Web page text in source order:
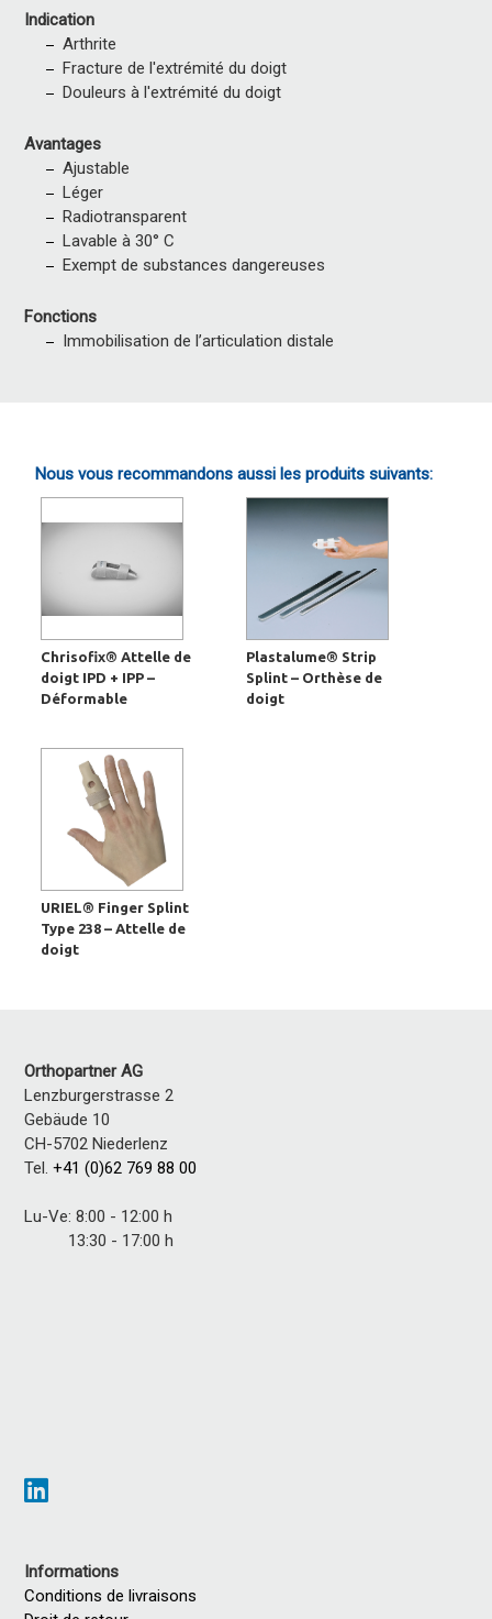
Indication
Arthrite
Fracture de l'extrémité du doigt
Douleurs à l'extrémité du doigt
Avantages
Ajustable
Léger
Radiotransparent
Lavable à 30° C
Exempt de substances dangereuses
Fonctions
Immobilisation de l’articulation distale
Nous vous recommandons aussi les produits suivants:
Chrisofix® Attelle de
doigt IPD + IPP –
Déformable
Plastalume® Strip
Splint – Orthèse de
doigt
URIEL® Finger Splint
Type 238 – Attelle de
doigt
Orthopartner AG
Lenzburgerstrasse 2
Gebäude 10
CH-5702 Niederlenz
Tel.+41 (0)62 769 88 00
Lu-Ve: 8:00 - 12:00 h
13:30 - 17:00 h
Informations
Conditions de livraisons